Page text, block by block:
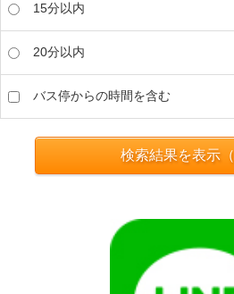
15分以内
20分以内
バス停からの時間を含む
検索結果を表示（